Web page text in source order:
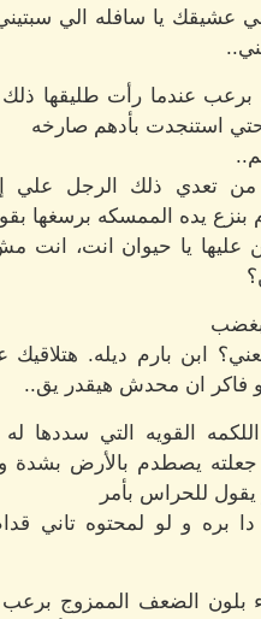
عشيقك يا سافله الي
عندما رأت طليقها ذلك
استنجدت بأدهم صارخه
تعدي ذلك الرجل علي
بنزع يده الممسكه برسغها
عليها يا حيوان انت، انت
بغضب
ابن بارم ديله.
فاكر ان محدش هيقدر يق..
القويه التي سددها
جعلته يصطدم بالأرض
للحراس بأمر
دا بره و لو لمحتوه تاني
بلون الضعف الممزوج